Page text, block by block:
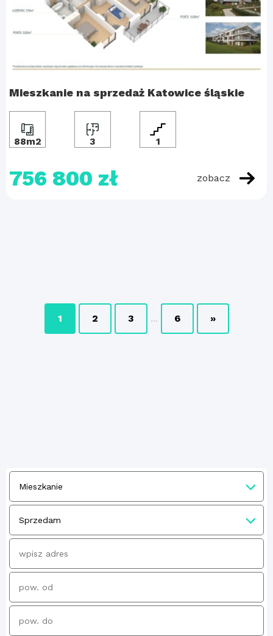
Mieszkanie na sprzedaż Katowice śląskie
88m2 3 1
756 800 zł zobacz
1 2 3 ... 6 »